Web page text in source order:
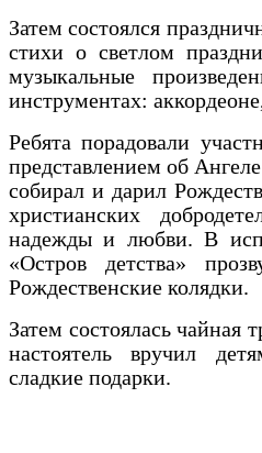
Затем состоялся
стихи о светлом
музыкальные
инструментах:
Ребята порадовали
представлением об
собирал и дарил
христианских
надежды и любви. В
«Остров детства»
Рождественские колядки.
Затем состоялась чайная
настоятель вручил
сладкие подарки.